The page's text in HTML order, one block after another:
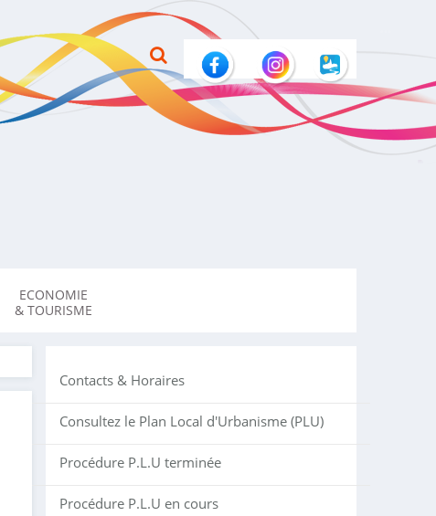
ECONOMIE
& TOURISME
Contacts & Horaires
Consultez le Plan Local d'Urbanisme (PLU)
Procédure P.L.U terminée
Procédure P.L.U en cours